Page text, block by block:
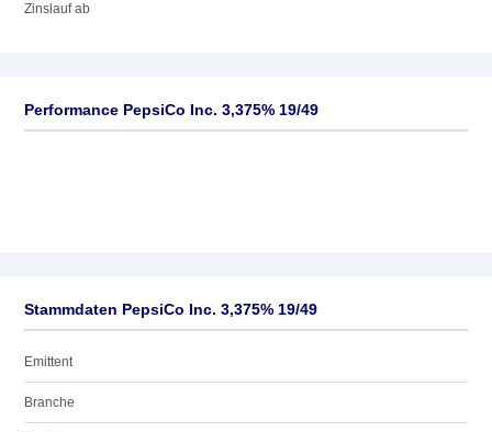
Zinslauf ab
Performance PepsiCo Inc. 3,375% 19/49
Stammdaten PepsiCo Inc. 3,375% 19/49
Emittent
Branche